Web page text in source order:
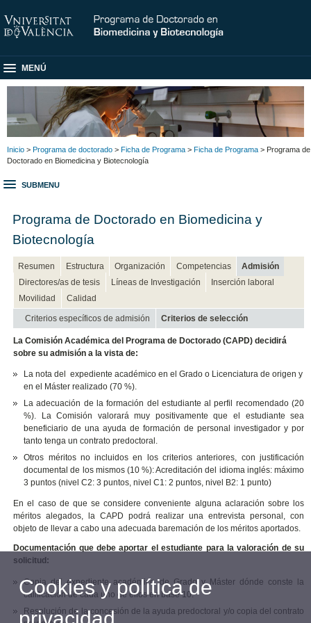
MENÚ
Inicio > Programa de doctorado > Ficha de Programa > Ficha de Programa > Programa de
Doctorado en Biomedicina y Biotecnología
SUBMENU
Programa de Doctorado en Biomedicina y
Biotecnología
Resumen Estructura Organización Competencias
Admisión
Directores/as de tesis
Líneas de Investigación
Inserción laboral
Movilidad
Calidad
Criterios específicos de admisión Criterios de selección
La Comisión Académica del Programa de Doctorado (CAPD) decidirá
sobre su admisión a la vista de:
La nota del expediente académico en el Grado o Licenciatura de origen y
en el Máster realizado (70 %).
La adecuación de la formación del estudiante al perfil recomendado (20
%). La Comisión valorará muy positivamente que el estudiante sea
beneficiario de una ayuda de formación de personal investigador y por
tanto tenga un contrato predoctoral.
Otros méritos no incluidos en los criterios anteriores, con justificación
documental de los mismos (10 %):Acreditación del idioma inglés: máximo
3 puntos (nivel C2: 3 puntos, nivel C1: 2 puntos, nivel B2: 1 punto)
En el caso de que se considere conveniente alguna aclaración sobre los
méritos alegados, la CAPD podrá realizar una entrevista personal, con
objeto de llevar a cabo una adecuada baremación de los méritos aportados.
Documentación que debe aportar el estudiante para la valoración de su
solicitud:
Copia del expediente académico de Grado y Máster dónde conste la
calificación de cada uno de ellos en base 10.
Resolución de la concesión de la ayuda predoctoral y/o copia del contrato
Cookies y política de
privacidad